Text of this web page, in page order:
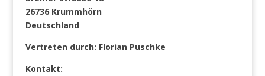
26736 Krummhörn
Deutschland
Vertreten durch: Florian Puschke
Kontakt: